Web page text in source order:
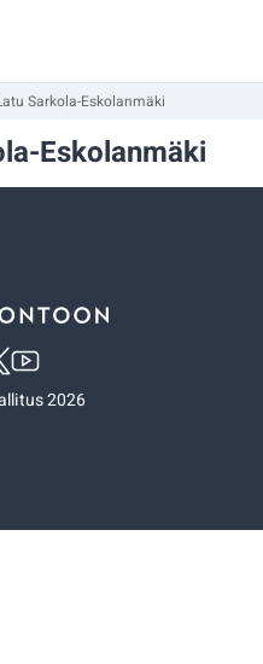
Sarkola-Eskolanmäki
Eskolanmäki
2026